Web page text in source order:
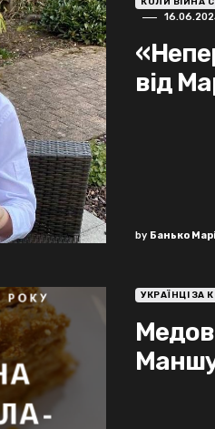
КОЛИ ВІЙНА
від
by Банько
УКРАЇНЦІ ЗА